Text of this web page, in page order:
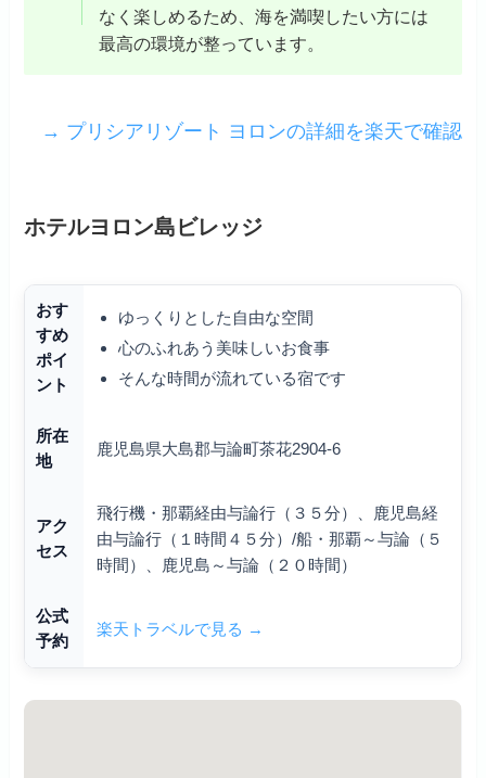
なく楽しめるため、海を満喫したい方には
最高の環境が整っています。
→ プリシアリゾート ヨロンの詳細を楽天で確認
ホテルヨロン島ビレッジ
おす
すめ
ポイ
ント
ゆっくりとした自由な空間
心のふれあう美味しいお食事
そんな時間が流れている宿です
所在
地
鹿児島県大島郡与論町茶花2904-6
アク
セス
飛行機・那覇経由与論行（３５分）、鹿児島経
由与論行（１時間４５分）/船・那覇～与論（５
時間）、鹿児島～与論（２０時間）
公式
予約
楽天トラベルで見る →